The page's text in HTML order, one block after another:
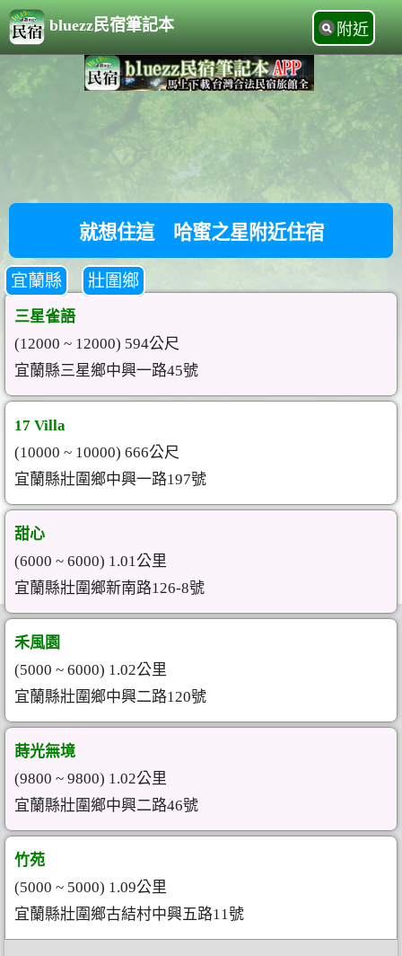
bluezz民宿筆記本 附近
就想住這 哈蜜之星附近住宿
宜蘭縣 壯圍鄉
三星雀語
(12000 ~ 12000) 594公尺
宜蘭縣三星鄉中興一路45號
17 Villa
(10000 ~ 10000) 666公尺
宜蘭縣壯圍鄉中興一路197號
甜心
(6000 ~ 6000) 1.01公里
宜蘭縣壯圍鄉新南路126-8號
禾風園
(5000 ~ 6000) 1.02公里
宜蘭縣壯圍鄉中興二路120號
蒔光無境
(9800 ~ 9800) 1.02公里
宜蘭縣壯圍鄉中興二路46號
竹苑
(5000 ~ 5000) 1.09公里
宜蘭縣壯圍鄉古結村中興五路11號